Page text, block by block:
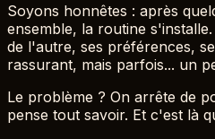
Soyons honnêtes : après
ensemble, la routine
de l'autre, ses préférences,
rassurant, mais parfois... un
Le problème ? On arrête de
pense tout savoir. Et c'est là